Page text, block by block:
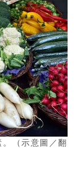
（示意圖／翻